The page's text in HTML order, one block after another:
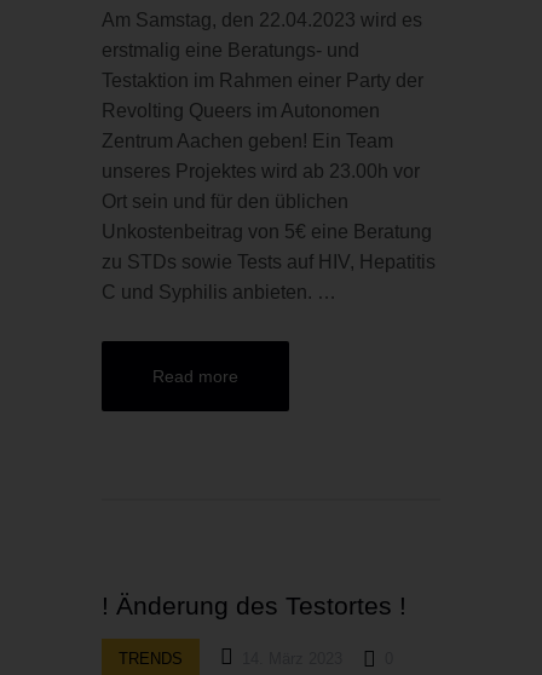
Am Samstag, den 22.04.2023 wird es
erstmalig eine Beratungs- und
Testaktion im Rahmen einer Party der
Revolting Queers im Autonomen
Zentrum Aachen geben! Ein Team
unseres Projektes wird ab 23.00h vor
Ort sein und für den üblichen
Unkostenbeitrag von 5€ eine Beratung
zu STDs sowie Tests auf HIV, Hepatitis
C und Syphilis anbieten. …
Read more
! Änderung des Testortes !
TRENDS